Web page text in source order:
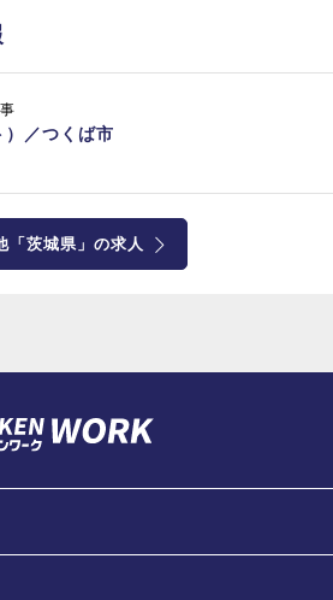
掃管理・警備・設備管理）
、ファシリティマネジメント
ム（建物・設備・省エネ提案）
工場や病院の消毒殺菌）
処理装置（開発・販売）
ビス業務（訪問看護、訪問介護、居宅
ティー
ジメント
／つくば市
「茨城県」の求人